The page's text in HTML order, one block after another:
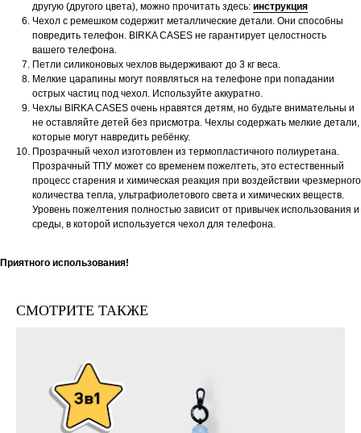
другую (другого цвета), можно прочитать здесь: инструкция
Чехол с ремешком содержит металлические детали. Они способны
повредить телефон. BIRKA CASES не гарантирует целостность
вашего телефона.
Петли силиконовых чехлов выдерживают до 3 кг веса.
Мелкие царапины могут появляться на телефоне при попадании
острых частиц под чехол. Используйте аккуратно.
Чехлы BIRKA CASES очень нравятся детям, но будьте внимательны и
не оставляйте детей без присмотра. Чехлы содержать мелкие детали,
которые могут навредить ребёнку.
Прозрачный чехол изготовлен из термопластичного полиуретана.
Прозрачный ТПУ может со временем пожелтеть, это естественный
процесс старения и химическая реакция при воздействии чрезмерного
количества тепла, ультрафиолетового света и химических веществ.
Уровень пожелтения полностью зависит от привычек использования и
среды, в которой используется чехол для телефона.
Приятного использования!
СМОТРИТЕ ТАКЖЕ